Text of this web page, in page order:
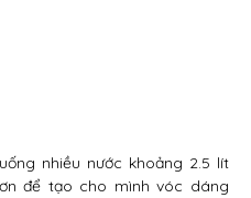
nhiều nước khoảng 2.5 lít
để tạo cho mình vóc dáng